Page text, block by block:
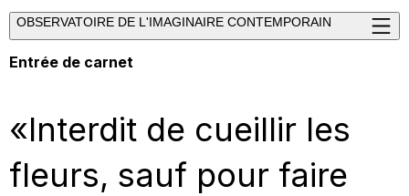
OBSERVATOIRE DE L'IMAGINAIRE CONTEMPORAIN
Entrée de carnet
«Interdit de cueillir les
fleurs, sauf pour faire